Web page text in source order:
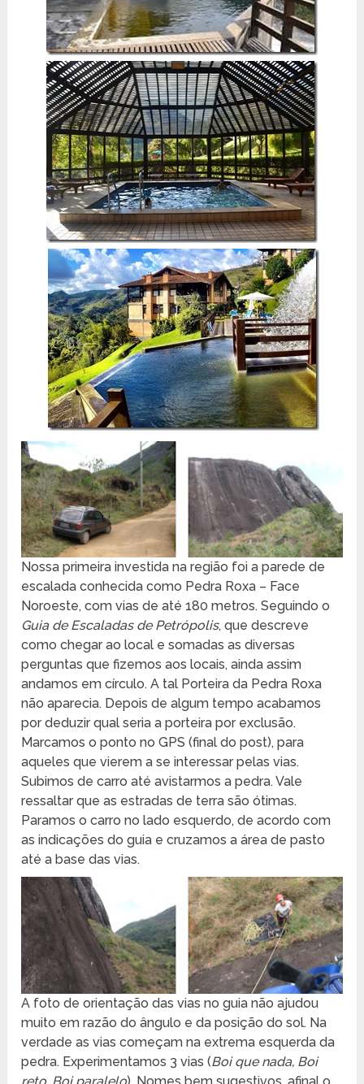
Nossa primeira investida na região foi a parede de
escalada conhecida como Pedra Roxa – Face
Noroeste, com vias de até 180 metros. Seguindo o
Guia de Escaladas de Petrópolis, que descreve
como chegar ao local e somadas as diversas
perguntas que fizemos aos locais, ainda assim
andamos em círculo. A tal Porteira da Pedra Roxa
não aparecia. Depois de algum tempo acabamos
por deduzir qual seria a porteira por exclusão.
Marcamos o ponto no GPS (final do post), para
aqueles que vierem a se interessar pelas vias.
Subimos de carro até avistarmos a pedra. Vale
ressaltar que as estradas de terra são ótimas.
Paramos o carro no lado esquerdo, de acordo com
as indicações do guia e cruzamos a área de pasto
até a base das vias.
A foto de orientação das vias no guia não ajudou
muito em razão do ângulo e da posição do sol. Na
verdade as vias começam na extrema esquerda da
pedra. Experimentamos 3 vias (Boi que nada, Boi